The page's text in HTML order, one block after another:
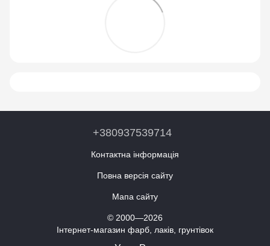
+380937539714
Контактна інформація
Повна версія сайту
Мапа сайту
© 2000—2026
Інтернет-магазин фарб, лаків, грунтівок